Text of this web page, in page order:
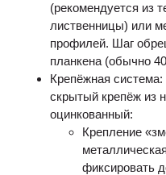
(рекомендуется из
лиственницы) или
профилей. Шаг
планкена (обычно
Крепёжная
скрытый крепёж из
оцинкованный:
Крепление
фиксировать